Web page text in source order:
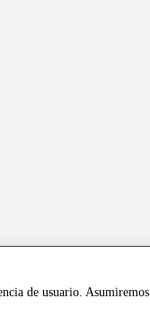
de usuario.